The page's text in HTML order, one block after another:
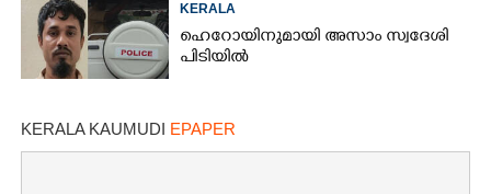
KERALA
ഹെറോയിനുമായി അസാം സ്വദേശി
പിടിയിൽ
KERALA KAUMUDI EPAPER